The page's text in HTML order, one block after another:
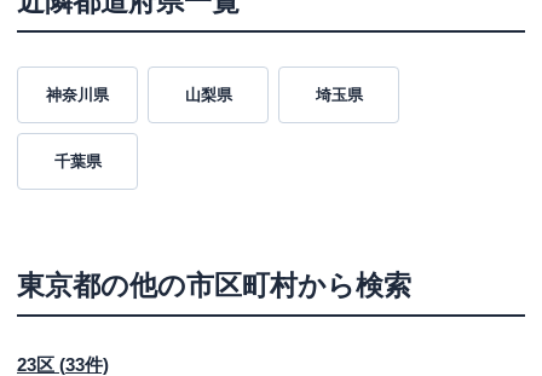
神奈川県 山梨県 埼玉県
千葉県
東京都の他の市区町村から検索
23区 (33件)